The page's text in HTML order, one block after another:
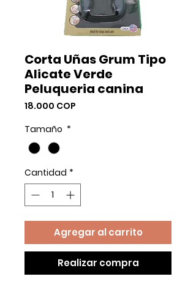
Corta Uñas Grum Tipo
Alicate Verde
Peluqueria canina
18.000 COP
Tamaño *
Cantidad *
Agregar al carrito
Realizar compra